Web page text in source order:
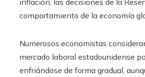
inflación, las decisiones de la
comportamiento de la economía
Numerosos economistas
mercado laboral estadounidense
enfriándose de forma gradual,